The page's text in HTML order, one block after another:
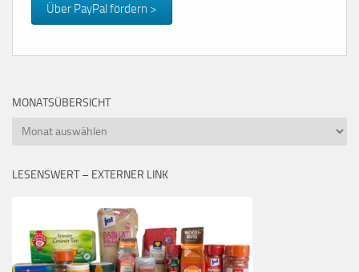
Über PayPal fördern >
MONATSÜBERSICHT
Monatsübersicht
LESENSWERT – EXTERNER LINK